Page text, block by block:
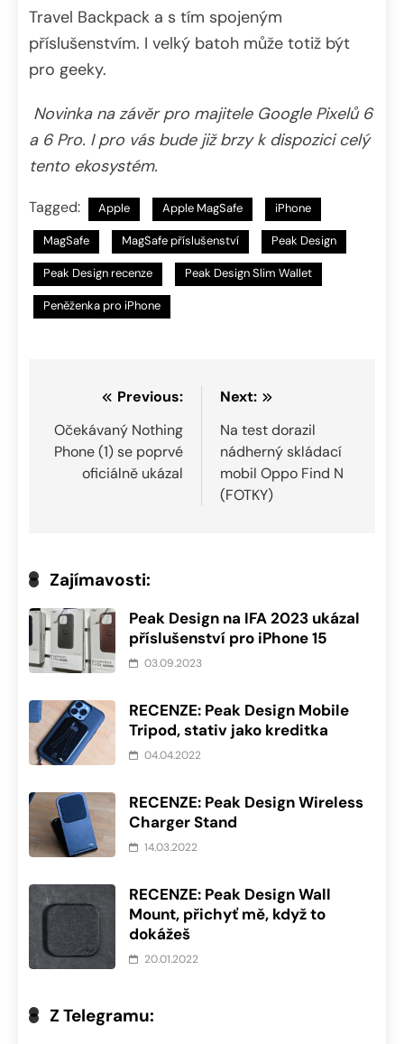
Travel Backpack a s tím spojeným
příslušenstvím. I velký batoh může totiž být
pro geeky.
Novinka na závěr pro majitele Google Pixelů 6
a 6 Pro. I pro vás bude již brzy k dispozici celý
tento ekosystém.
Tagged: Apple Apple MagSafe iPhone
MagSafe MagSafe příslušenství Peak Design
Peak Design recenze Peak Design Slim Wallet
Peněženka pro iPhone
Navigace
pro
příspěvek
Previous:
Očekávaný Nothing
Phone (1) se poprvé
oficiálně ukázal
Next:
Na test dorazil
nádherný skládací
mobil Oppo Find N
(FOTKY)
Zajímavosti:
Peak Design na IFA 2023 ukázal
příslušenství pro iPhone 15
03.09.2023
RECENZE: Peak Design Mobile
Tripod, stativ jako kreditka
04.04.2022
RECENZE: Peak Design Wireless
Charger Stand
14.03.2022
RECENZE: Peak Design Wall
Mount, přichyť mě, když to
dokážeš
20.01.2022
Z Telegramu: